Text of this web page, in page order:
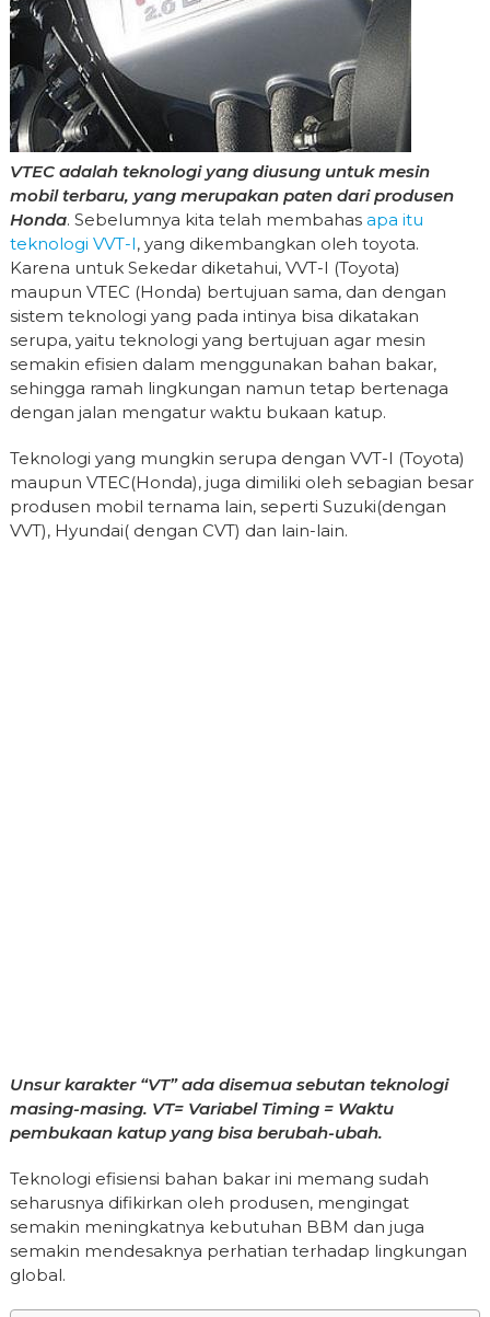
VTEC adalah teknologi yang diusung untuk mesin
mobil terbaru, yang merupakan paten dari produsen
Honda. Sebelumnya kita telah membahas apa itu
teknologi VVT-I, yang dikembangkan oleh toyota.
Karena untuk Sekedar diketahui, VVT-I (Toyota)
maupun VTEC (Honda) bertujuan sama, dan dengan
sistem teknologi yang pada intinya bisa dikatakan
serupa, yaitu teknologi yang bertujuan agar mesin
semakin efisien dalam menggunakan bahan bakar,
sehingga ramah lingkungan namun tetap bertenaga
dengan jalan mengatur waktu bukaan katup.
Teknologi yang mungkin serupa dengan VVT-I (Toyota)
maupun VTEC(Honda), juga dimiliki oleh sebagian besar
produsen mobil ternama lain, seperti Suzuki(dengan
VVT), Hyundai( dengan CVT) dan lain-lain.
Unsur karakter “VT” ada disemua sebutan teknologi
masing-masing. VT= Variabel Timing = Waktu
pembukaan katup yang bisa berubah-ubah.
Teknologi efisiensi bahan bakar ini memang sudah
seharusnya difikirkan oleh produsen, mengingat
semakin meningkatnya kebutuhan BBM dan juga
semakin mendesaknya perhatian terhadap lingkungan
global.